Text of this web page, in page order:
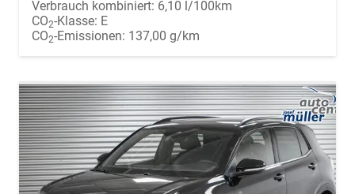
Verbrauch kombiniert: 6,10 l/100km
CO2-Klasse: E
CO2-Emissionen: 137,00 g/km